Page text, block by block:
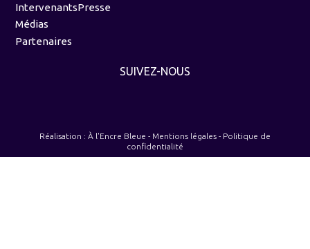
Intervenants
Médias
Partenaires
Presse
SUIVEZ-NOUS
Réalisation : À l'Encre Bleue - Mentions légales - Politique de
confidentialité